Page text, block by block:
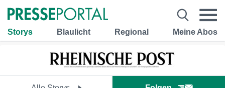
Storys Blaulicht Regional Meine Abos